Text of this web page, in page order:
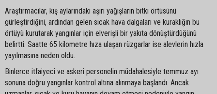
Araştırmacılar, kış aylarındaki aşırı yağışların bitki örtüsünü
gürleştirdiğini, ardından gelen sıcak hava dalgaları ve kuraklığın bu
örtüyü kurutarak yangınlar için elverişli bir yakıta dönüştürdüğünü
belirtti. Saatte 65 kilometre hıza ulaşan rüzgarlar ise alevlerin hızla
yayılmasına neden oldu.
Binlerce itfaiyeci ve askeri personelin müdahalesiyle temmuz ayı
sonuna doğru yangınlar kontrol altına alınmaya başlandı. Ancak